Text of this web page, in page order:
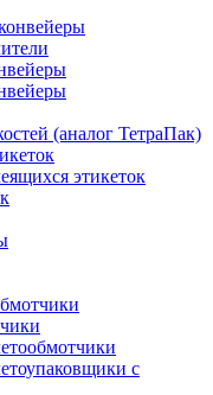
(аналог ТетраПак)
этикеток
с